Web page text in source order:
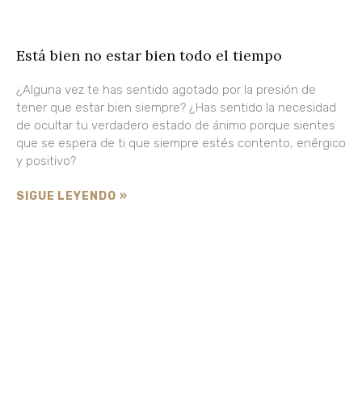
Está bien no estar bien todo el tiempo
¿Alguna vez te has sentido agotado por la presión de
tener que estar bien siempre? ¿Has sentido la necesidad
de ocultar tu verdadero estado de ánimo porque sientes
que se espera de ti que siempre estés contento, enérgico
y positivo?
SIGUE LEYENDO »